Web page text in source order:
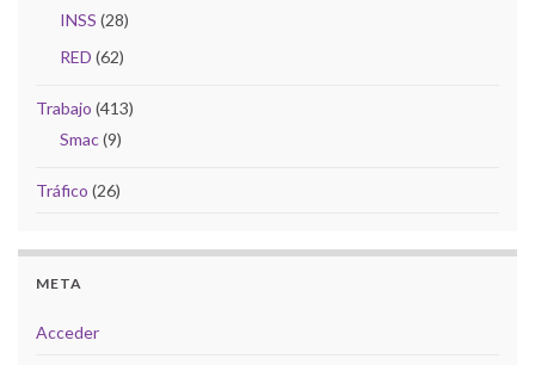
INSS (28)
RED (62)
Trabajo (413)
Smac(9)
Tráfico (26)
META
Acceder